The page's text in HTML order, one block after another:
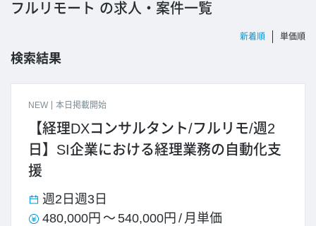
フルリモート の求人・案件一覧
新着順 単価順
検索結果
NEW 本日掲載開始
【経理DXコンサルタント/フルリモ/週2
日】SI企業における経理業務の自動化支
援
週2日 週3日
480,000円 ～ 540,000円 / 月単価